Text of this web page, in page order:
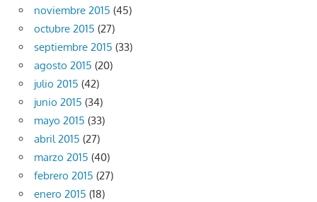
noviembre 2015 (45)
octubre 2015 (27)
septiembre 2015 (33)
agosto 2015 (20)
julio 2015 (42)
junio 2015 (34)
mayo 2015 (33)
abril 2015 (27)
marzo 2015 (40)
febrero 2015 (27)
enero 2015 (18)